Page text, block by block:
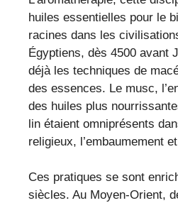
huiles essentielles pour le
racines dans les
Égyptiens, dès 4500 avant
déjà les techniques de
des essences. Le musc,
des huiles plus
lin étaient omniprésents
religieux, l’embaumement
Ces pratiques se sont
siècles. Au Moyen-Orient,